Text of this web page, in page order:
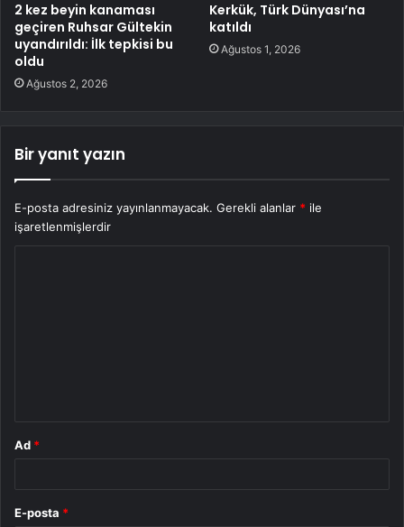
2 kez beyin kanaması
geçiren Ruhsar Gültekin
uyandırıldı: İlk tepkisi bu
oldu
Ağustos 2, 2026
Kerkük, Türk Dünyası’na
katıldı
Ağustos 1, 2026
Bir yanıt yazın
E-posta adresiniz yayınlanmayacak. Gerekli alanlar * ile
işaretlenmişlerdir
Ad *
E-posta *